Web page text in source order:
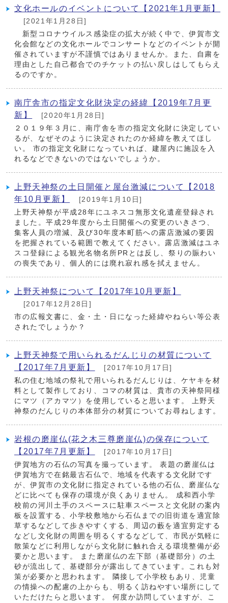
文化ホールのイベントについて【2021年1月更新】
[2021年1月28日]
新型コロナウイルス感染症の拡大が続く中で、伊賀市文
化会館などの文化ホールでコンサートなどのイベントが開
催されていますが不謹慎ではありませんか。また、自粛を
理由とした自己都合でのチケットの払い戻しはしてもらえ
るのですか。
南庁舎市の指定文化財決定の経緯【2019年7月更
新】
[2020年1月28日]
２０１９年３月に、南庁舎を市の指定文化財に決定してい
るが、なぜそのように決定されたのか経緯を教えてほし
い。 市の指定文化財になっていれば、建屋内に施設を入
れるなどできないのではないでしょうか。
上野天神祭の土日開催と屋台激減について【2018
年10月更新】
[2019年1月10日]
上野天神祭が平成28年にユネスコ無形文化遺産登録され
ました。平成29年度から土日開催への変更のいきさつ、
集客人員の増減、及び30年度本町筋への露店激減の要因
を把握されている範囲で教えてください。露店激減はユネ
スコ登録による観光名物名所PRとは反し、祭りの賑わい
の喪失であり、個人的には廃れ寂れ感を拭えません。
上野天神祭について【2017年10月更新】
[2017年12月28日]
市の広報文書に、金・土・日になった経緯やねらい等公表
されたでしょうか？
上野天神祭で用いられるだんじりの材質について
【2017年7月更新】
[2017年10月17日]
私の住む地域の祭礼で用いられるだんじりは、ケヤキを材
料として製作しており、コマの材質は、貴市の天神祭同様
にマツ（アカマツ）を使用していると思います。 上野天
神祭のだんじりの本体部分の材質についてお尋ねします。
岩根の磨崖仏(花之木三尊磨崖仏)の保存について
【2017年7月更新】
[2017年10月17日]
伊賀地方の石仏の写真を撮っています。 表題の磨崖仏は
伊賀地方で在銘最古石仏で、地域を代表する文化財です
が、伊賀市の文化財に指定されている他の石仏、磨崖仏な
どに比べても保存の環境が良くありません。 成和西小学
校前の河川土手のスペースに駐車スペースと文化財の案内
板を設置する、小学校敷地から石仏までの旧街道を適宜除
草するなどして歩きやすくする、周辺の藪を適宜剪定する
などし文化財の周囲を明るくするなどして、市民が気軽に
散策などに利用しながら文化財に触れ合える環境整備が必
要かと思います。 また磨崖仏の左下部（基礎部分）の土
砂が流出して、基礎部分が露出してきています。これも対
策が必要かと思われます。 隣接して小学校もあり、児童
の情操への配慮の上からも、明るく訪ねやすい場所にして
いただけたらと思います。 何度か訪問していますが、こ